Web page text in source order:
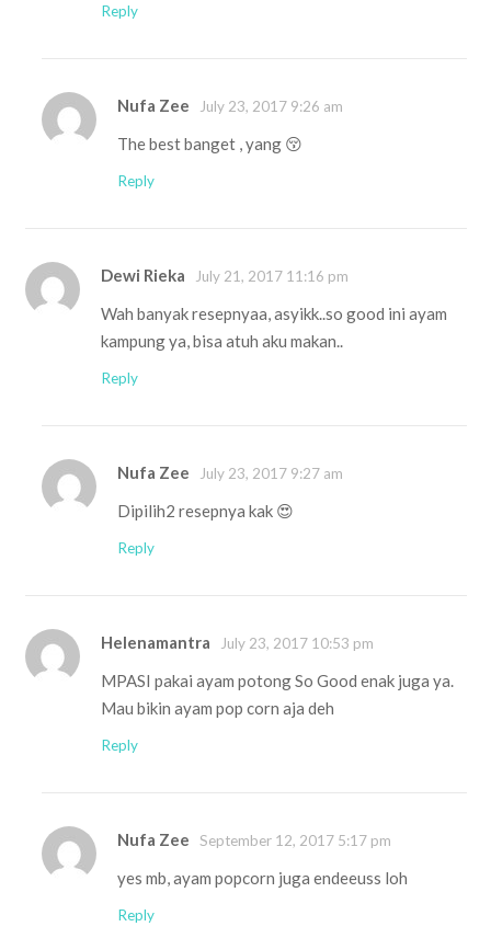
Reply
Nufa Zee July 23, 2017 9:26 am
The best banget , yang 😚
Reply
Dewi Rieka July 21, 2017 11:16 pm
Wah banyak resepnyaa, asyikk..so good ini ayam
kampung ya, bisa atuh aku makan..
Reply
Nufa Zee July 23, 2017 9:27 am
Dipilih2 resepnya kak 😍
Reply
Helenamantra July 23, 2017 10:53 pm
MPASI pakai ayam potong So Good enak juga ya.
Mau bikin ayam pop corn aja deh
Reply
Nufa Zee September 12, 2017 5:17 pm
yes mb, ayam popcorn juga endeeuss loh
Reply